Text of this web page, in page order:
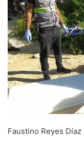
Faustino Reyes Díaz